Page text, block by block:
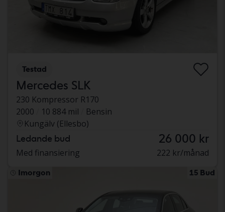
Testad
Mercedes SLK
230 Kompressor R170
2000
10 884 mil
Bensin
Kungälv (Ellesbo)
Ledande bud 26 000 kr
Med finansiering 222 kr/månad
Imorgon 15 Bud